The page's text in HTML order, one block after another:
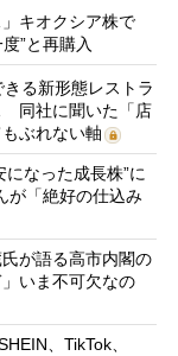
キオクシア株で
”と再購入
る新形態レストラ
同社に聞いた「店
ぶれない軸
なった成長株”に
「絶好の仕込み
が語る高市内閣の
いま不可欠なの
、TikTok、